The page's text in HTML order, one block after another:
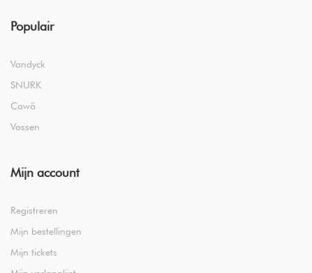
Populair
Vandyck
SNURK
Cawö
Vossen
Mijn account
Registreren
Mijn bestellingen
Mijn tickets